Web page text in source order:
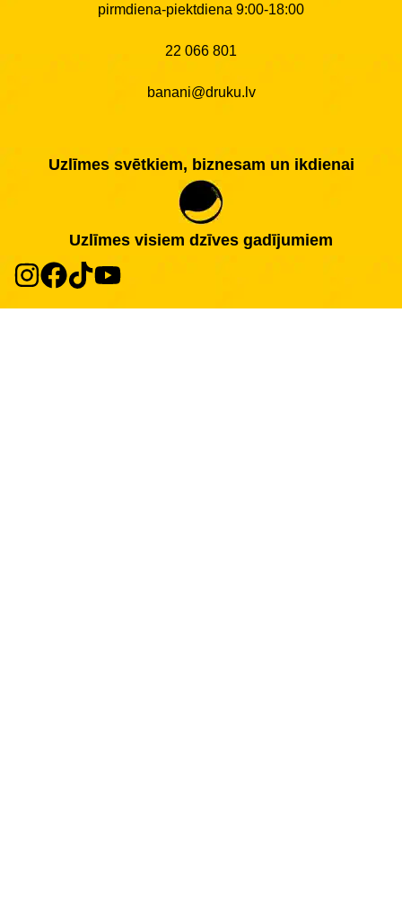
pirmdiena-piektdiena 9:00-18:00
22 066 801
banani@druku.lv
Uzlīmes svētkiem, biznesam un ikdienai
Uzlīmes visiem dzīves gadījumiem